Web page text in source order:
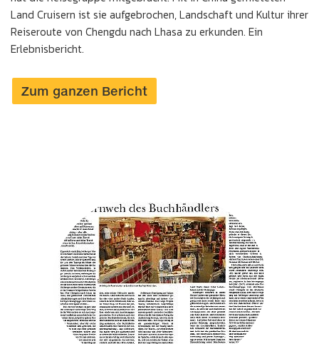
Land Cruisern ist sie aufgebrochen, Landschaft und Kultur ihrer
Reiseroute von Chengdu nach Lhasa zu erkunden. Ein
Erlebnisbericht.
Zum ganzen Bericht